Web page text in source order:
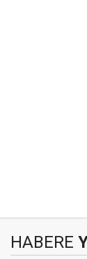
HABERE